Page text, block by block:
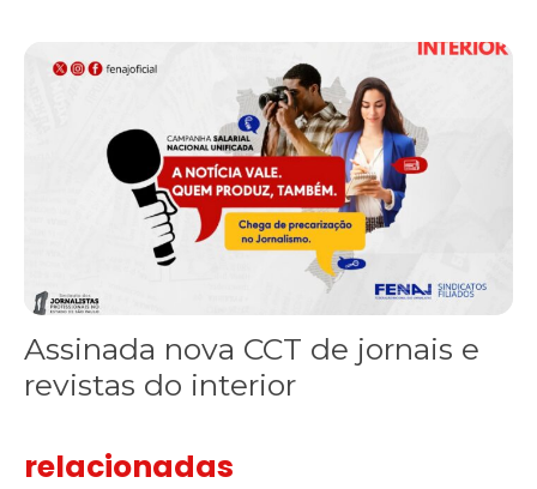
Assinada nova CCT de jornais e revistas do interior
Assinada nova CCT de jornais e
revistas do interior
relacionadas